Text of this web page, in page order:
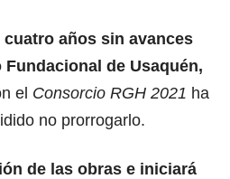
cuatro años sin avances
de Usaquén,
el Consorcio RGH 2021 ha
no prorrogarlo.
de las obras e iniciará